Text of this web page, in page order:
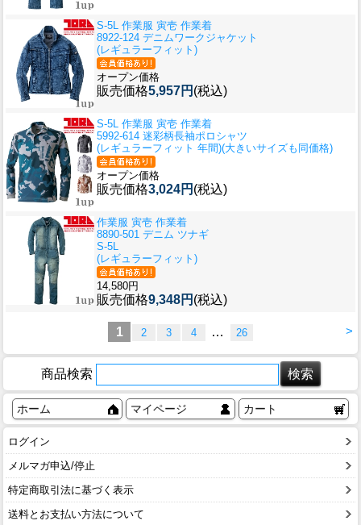
S-5L 作業服 寅壱 作業着
8922-124 デニムワークジャケット
(レギュラーフィット)
オープン価格
販売価格5,957円 (税込)
S-5L 作業服 寅壱 作業着
5992-614 迷彩柄長袖ポロシャツ
(レギュラーフィット 年間)(大きいサイズも同価格)
オープン価格
販売価格3,024円 (税込)
作業服 寅壱 作業着
8890-501 デニム ツナギ
S-5L
(レギュラーフィット)
14,580円
販売価格9,348円 (税込)
>
1 2 3 4 … 26
商品検索
ホーム マイページ カート
ログイン
メルマガ申込/停止
特定商取引法に基づく表示
送料とお支払い方法について